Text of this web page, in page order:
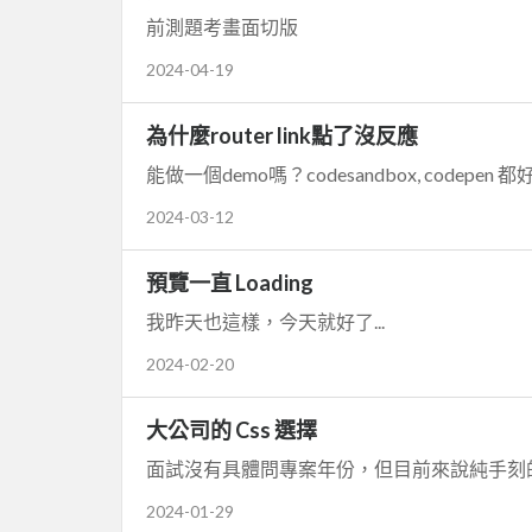
前測題考畫面切版
2024-04-19
為什麼router link點了沒反應
能做一個demo嗎？codesandbox, codepen 都
2024-03-12
預覽一直 Loading
我昨天也這樣，今天就好了...
2024-02-20
大公司的 Css 選擇
面試沒有具體問專案年份，但目前來說純手
2024-01-29